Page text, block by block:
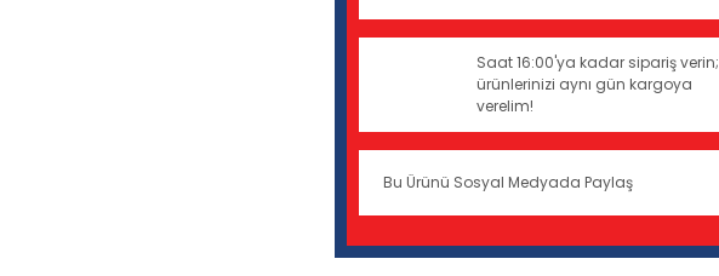
Saat 16:00'ya kadar sipariş verin;
ürünlerinizi aynı gün kargoya
verelim!
Bu Ürünü Sosyal Medyada Paylaş